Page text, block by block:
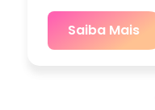
Saiba Mais